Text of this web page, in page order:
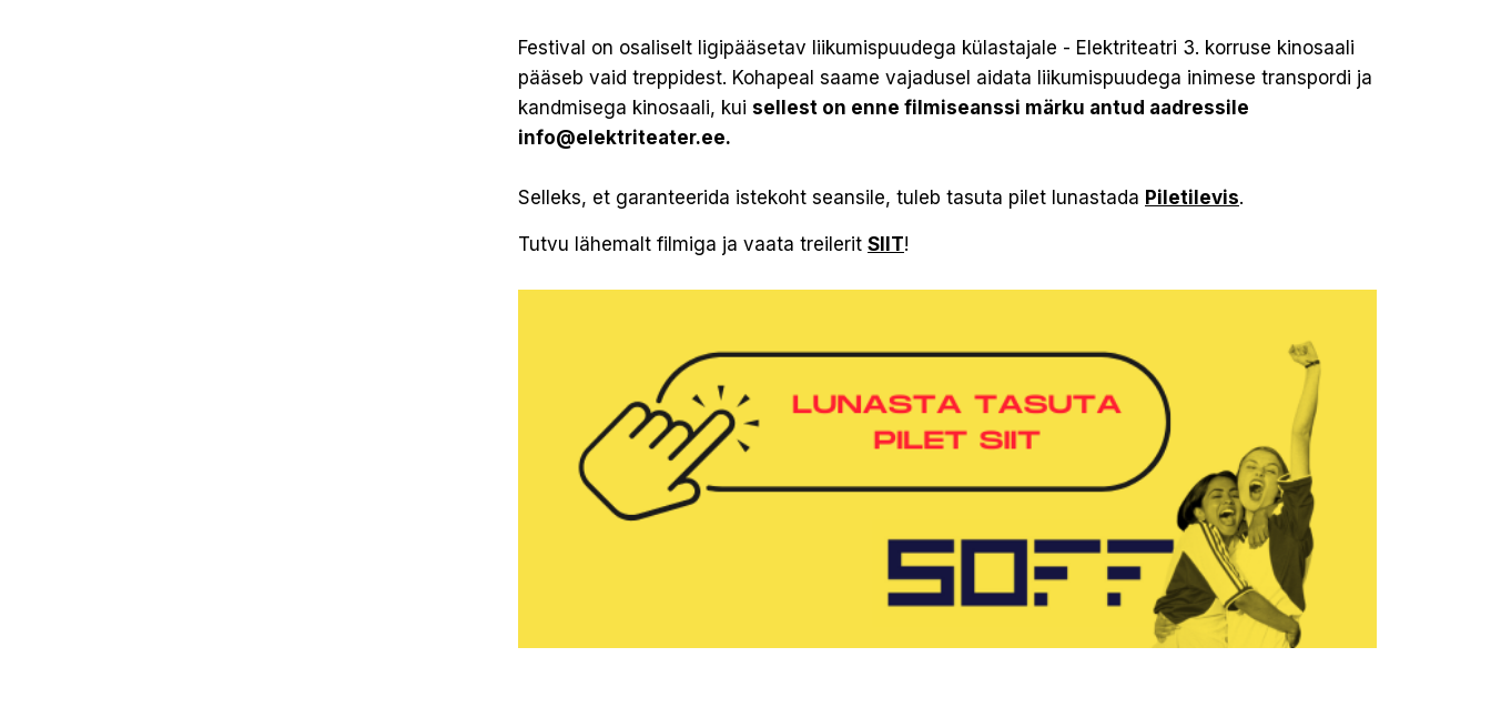
Festival on osaliselt ligipääsetav liikumispuudega külastajale - Elektriteatri 3. korruse kinosaali
pääseb vaid treppidest. Kohapeal saame vajadusel aidata liikumispuudega inimese transpordi ja
kandmisega kinosaali, kui sellest on enne filmiseanssi märku antud aadressile
info@elektriteater.ee.
Selleks, et garanteerida istekoht seansile, tuleb tasuta pilet lunastada Piletilevis.
Tutvu lähemalt filmiga ja vaata treilerit SIIT!